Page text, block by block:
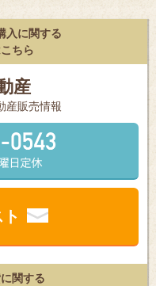
入に関する
ちら
産
産販売情報
関する